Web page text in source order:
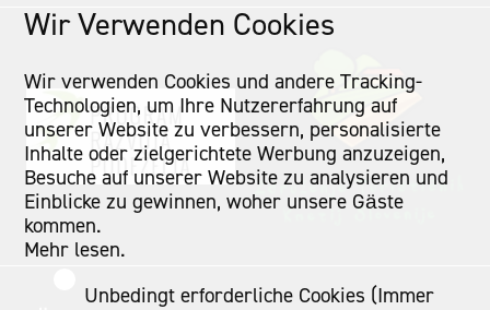
Wir Verwenden Cookies
Wir verwenden Cookies und andere Tracking-
Technologien, um Ihre Nutzererfahrung auf
unserer Website zu verbessern, personalisierte
Inhalte oder zielgerichtete Werbung anzuzeigen,
Besuche auf unserer Website zu analysieren und
Einblicke zu gewinnen, woher unsere Gäste
kommen.
Mehr lesen.
Unbedingt erforderliche Cookies (Immer